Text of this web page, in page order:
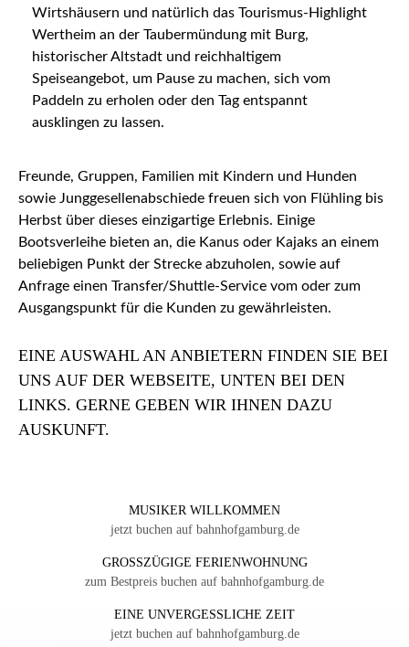
Wirtshäusern und natürlich das Tourismus-Highlight
Wertheim an der Taubermündung mit Burg,
historischer Altstadt und reichhaltigem
Speiseangebot, um Pause zu machen, sich vom
Paddeln zu erholen oder den Tag entspannt
ausklingen zu lassen.
Freunde, Gruppen, Familien mit Kindern und Hunden
sowie Junggesellenabschiede freuen sich von Flühling bis
Herbst über dieses einzigartige Erlebnis. Einige
Bootsverleihe bieten an, die Kanus oder Kajaks an einem
beliebigen Punkt der Strecke abzuholen, sowie auf
Anfrage einen Transfer/Shuttle-Service vom oder zum
Ausgangspunkt für die Kunden zu gewährleisten.
EINE AUSWAHL AN ANBIETERN FINDEN SIE BEI
UNS AUF DER WEBSEITE, UNTEN BEI DEN
LINKS. GERNE GEBEN WIR IHNEN DAZU
AUSKUNFT.
MUSIKER WILLKOMMEN
jetzt buchen auf bahnhofgamburg.de
GROSSZÜGIGE FERIENWOHNUNG
zum Bestpreis buchen auf bahnhofgamburg.de
EINE UNVERGESSLICHE ZEIT
jetzt buchen auf bahnhofgamburg.de